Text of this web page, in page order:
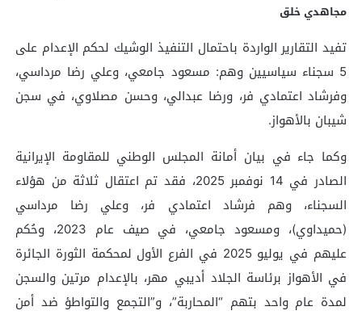
مجاهدي خلق
تفيد التقارير الواردة باحتمال التنفيذ الوشيك لحكم الإعدام على
5 سجناء سياسيين وهم: مسعود جامعي، وعلي رضا مرداسي،
وفرشاد اعتمادي فر، ورضا عبدالي، وحسن مصلاوي، في سجن
شيبان بالأهواز.
وكما جاء في بيان أمانة المجلس الوطني للمقاومة الإيرانية
الصادر في 14 نوفمبر 2025، فقد تم اعتقال ثلاثة من هؤلاء
السجناء، وهم فرشاد اعتمادي فر، وعلي رضا مرداسي
(حميداوي)، ومسعود جامعي، في صيف عام 2023، وحُكم
عليهم في يوليو 2025 في الفرع الأول لمحكمة الثورة الجائرة
في الأهواز برئاسة الجلاد أديبي مهر، بالإعدام مرتين والسجن
لمدة عام واحد بتهم “المحاربة”، و”التجمع والتواطؤ ضد أمن